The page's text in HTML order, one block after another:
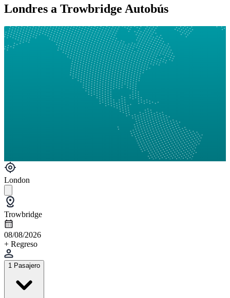
Londres a Trowbridge Autobús
London
Trowbridge
08/08/2026
+ Regreso
1 Pasajero